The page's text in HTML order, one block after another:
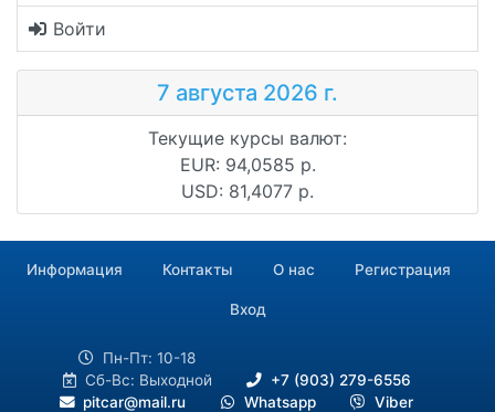
Войти
7 августа 2026 г.
Текущие курсы валют:
EUR: 94,0585 р.
USD: 81,4077 р.
Информация Контакты О нас Регистрация
Вход
Пн-Пт: 10-18
Сб-Вс: Выходной
+7 (903) 279-6556
pitcar@mail.ru
Whatsapp Viber